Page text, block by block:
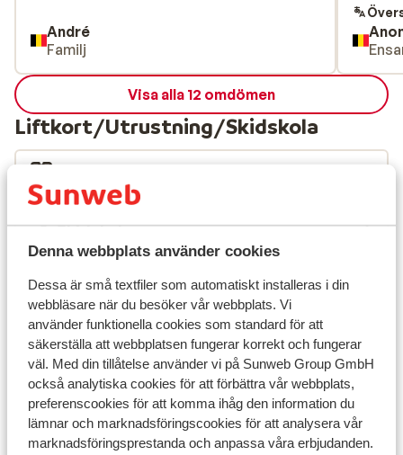
Denna webbplats använder cookies
Dessa är små textfiler som automatiskt installeras i din
webbläsare när du besöker vår webbplats. Vi
använder funktionella cookies som standard för att
säkerställa att webbplatsen fungerar korrekt och fungerar
väl. Med din tillåtelse använder vi på Sunweb Group GmbH
också analytiska cookies för att förbättra vår webbplats,
preferenscookies för att komma ihåg den information du
lämnar och marknadsföringscookies för att analysera vår
marknadsföringsprestanda och anpassa våra erbjudanden.
André
Familj
Visa alla 12 omdömen
Liftkort/Utrustning/Skidskola
Skidskola
Utrustning
Andra boenden i Hochzillertal
Apart Höllwarth
Apart Emma